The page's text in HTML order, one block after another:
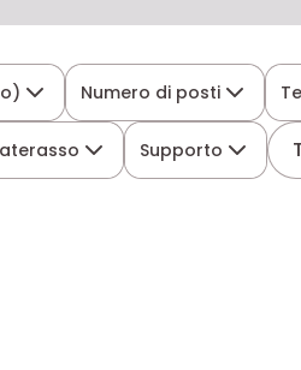
Numero di posti
Supporto